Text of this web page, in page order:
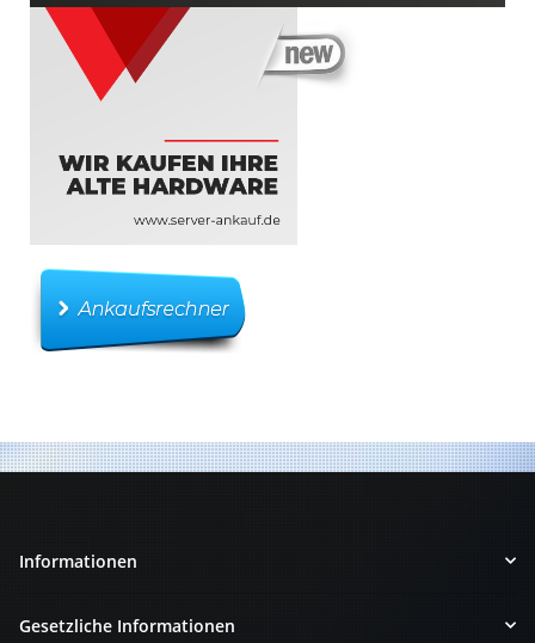
Informationen
Gesetzliche Informationen